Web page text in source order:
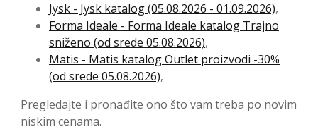
Jysk - Jysk katalog (05.08.2026 - 01.09.2026),
Forma Ideale - Forma Ideale katalog Trajno
sniženo (od srede 05.08.2026),
Matis - Matis katalog Outlet proizvodi -30%
(od srede 05.08.2026),
Pregledajte i pronađite ono što vam treba po novim
niskim cenama.